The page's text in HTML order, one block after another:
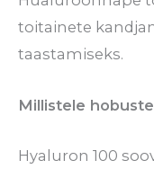
toitainete
taastamiseks.
Millistele
Hyaluron 100